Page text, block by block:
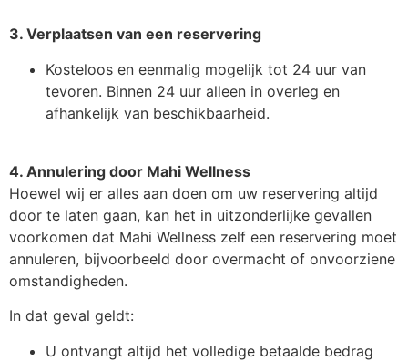
3. Verplaatsen van een reservering
Kosteloos en eenmalig mogelijk tot 24 uur van
tevoren. Binnen 24 uur alleen in overleg en
afhankelijk van beschikbaarheid.
4. Annulering door Mahi Wellness
Hoewel wij er alles aan doen om uw reservering altijd
door te laten gaan, kan het in uitzonderlijke gevallen
voorkomen dat Mahi Wellness zelf een reservering moet
annuleren, bijvoorbeeld door overmacht of onvoorziene
omstandigheden.
In dat geval geldt:
U ontvangt altijd het volledige betaalde bedrag